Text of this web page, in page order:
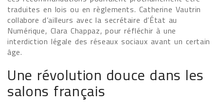
traduites en lois ou en règlements. Catherine Vautrin
collabore d’ailleurs avec la secrétaire d’État au
Numérique, Clara Chappaz, pour réfléchir à une
interdiction légale des réseaux sociaux avant un certain
âge.
Une révolution douce dans les
salons français